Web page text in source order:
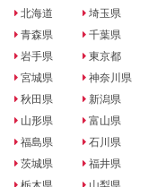
北海道
青森県
岩手県
宮城県
秋田県
山形県
福島県
茨城県
埼玉県
千葉県
東京都
神奈川県
新潟県
富山県
石川県
福井県